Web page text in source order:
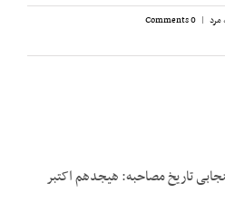
,مرد |
0 Comments
تاریخ مصاحبه: هیجدهم اکتبر